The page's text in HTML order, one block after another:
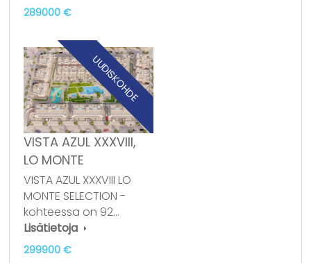
289000 €
UUDISKOHDE
VISTA AZUL XXXVIII,
LO MONTE
VISTA AZUL XXXVIII LO
MONTE SELECTION -
kohteessa on 92…
Lisätietoja
299900 €